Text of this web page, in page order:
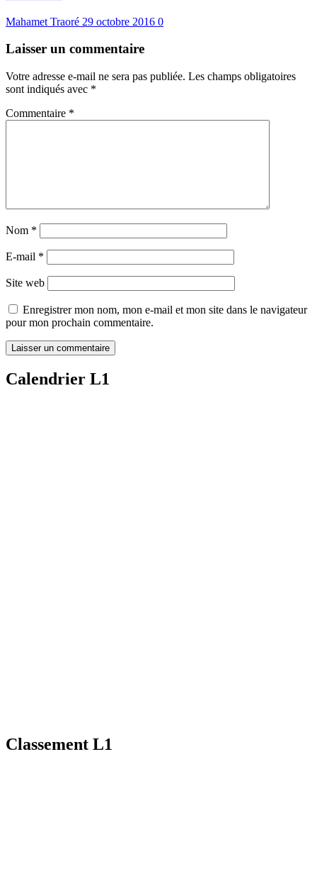
Mahamet Traoré 29 octobre 2016 0
Laisser un commentaire
Votre adresse e-mail ne sera pas publiée. Les champs obligatoires
sont indiqués avec *
Commentaire *
Nom *
E-mail *
Site web
Enregistrer mon nom, mon e-mail et mon site dans le navigateur
pour mon prochain commentaire.
Calendrier L1
Classement L1